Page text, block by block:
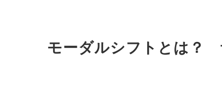
モーダルシフトとは？